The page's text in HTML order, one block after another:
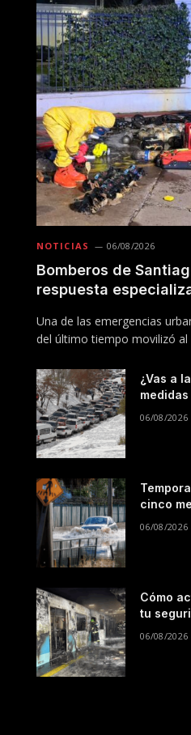
NOTICIAS 06/08/2026
Bomberos de
respuesta
Una de las emergencias
del último tiempo movilizó al
¿Vas a
06/08/2026
cinco
06/08/2026
Cómo
tu
06/08/2026